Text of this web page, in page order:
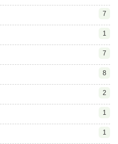
7
1
7
8
2
1
1